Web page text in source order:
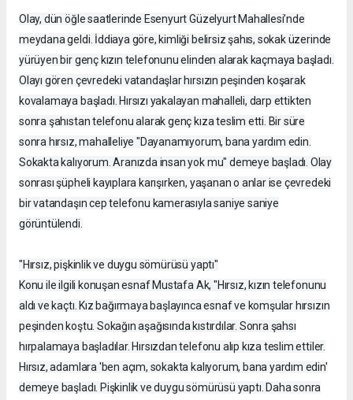
Olay, dün öğle saatlerinde Esenyurt Güzelyurt Mahallesi’nde
meydana geldi. İddiaya göre, kimliği belirsiz şahıs, sokak üzerinde
yürüyen bir genç kızın telefonunu elinden alarak kaçmaya başladı.
Olayı gören çevredeki vatandaşlar hırsızın peşinden koşarak
kovalamaya başladı. Hırsızı yakalayan mahalleli, darp ettikten
sonra şahıstan telefonu alarak genç kıza teslim etti. Bir süre
sonra hırsız, mahalleliye "Dayanamıyorum, bana yardım edin.
Sokakta kalıyorum. Aranızda insan yok mu" demeye başladı. Olay
sonrası şüpheli kayıplara karışırken, yaşanan o anlar ise çevredeki
bir vatandaşın cep telefonu kamerasıyla saniye saniye
görüntülendi.
"Hırsız, pişkinlik ve duygu sömürüsü yaptı"
Konu ile ilgili konuşan esnaf Mustafa Ak, "Hırsız, kızın telefonunu
aldı ve kaçtı. Kız bağırmaya başlayınca esnaf ve komşular hırsızın
peşinden koştu. Sokağın aşağısında kıstırdılar. Sonra şahsı
hırpalamaya başladılar. Hırsızdan telefonu alıp kıza teslim ettiler.
Hırsız, adamlara 'ben açım, sokakta kalıyorum, bana yardım edin'
demeye başladı. Pişkinlik ve duygu sömürüsü yaptı. Daha sonra